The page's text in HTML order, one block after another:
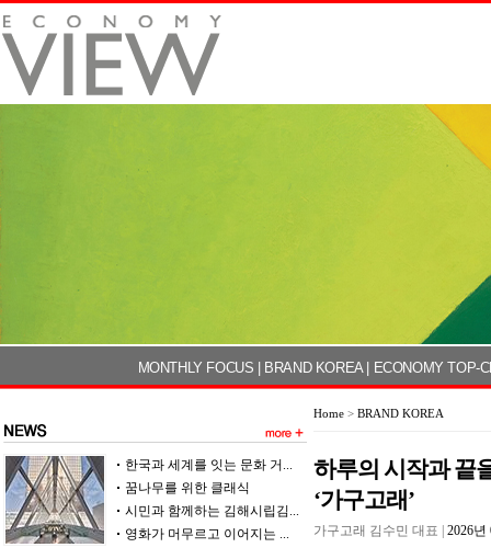
MONTHLY FOCUS BRAND KOREA| ECONOMY TOP-
한국과 세계를 잇는 문화 거...
꿈나무를 위한 클래식
시민과 함께하는 김해시립김...
영화가 머무르고 이어지는 ...
Home > BRAND KOREA
하루의 시작과 끝
‘가구고래’
가구고래 김수민 대표 | 2026